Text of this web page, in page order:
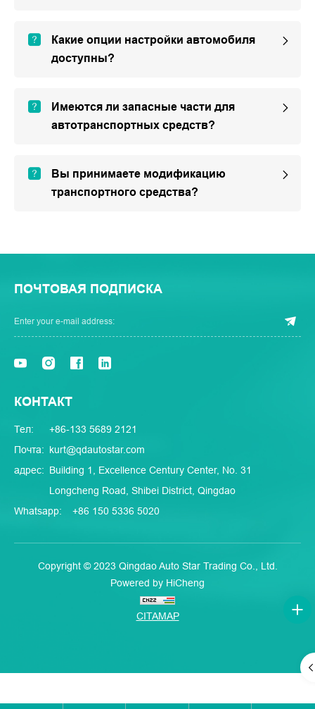
Какие опции настройки автомобиля
доступны?
Имеются ли запасные части для
автотранспортных средств?
Вы принимаете модификацию
транспортного средства?
ПОЧТОВАЯ ПОДПИСКА
КОНТАКТ
Тел:
+86-133 5689 2121
Почта: kurt@qdautostar.com
адрес: Building 1, Excellence Century Center, No. 31
Longcheng Road, Shibei District, Qingdao
Whatsapp:
+86 150 5336 5020
Copyright © 2023 Qingdao Auto Star Trading Co., Ltd.
Powered by HiCheng
CITAMAP